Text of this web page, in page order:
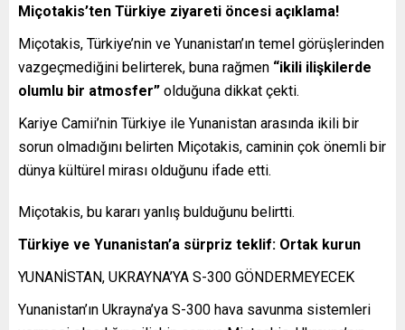
Miçotakis’ten Türkiye ziyareti öncesi açıklama!
Miçotakis, Türkiye’nin ve Yunanistan’ın temel görüşlerinden
vazgeçmediğini belirterek, buna rağmen “ikili ilişkilerde
olumlu bir atmosfer” olduğuna dikkat çekti.
Kariye Camii’nin Türkiye ile Yunanistan arasında ikili bir
sorun olmadığını belirten Miçotakis, caminin çok önemli bir
dünya kültürel mirası olduğunu ifade etti.
Miçotakis, bu kararı yanlış bulduğunu belirtti.
Türkiye ve Yunanistan’a sürpriz teklif: Ortak kurun
YUNANİSTAN, UKRAYNA’YA S-300 GÖNDERMEYECEK
Yunanistan’ın Ukrayna’ya S-300 hava savunma sistemleri